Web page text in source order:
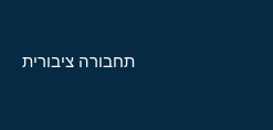
תחבורה ציבורית